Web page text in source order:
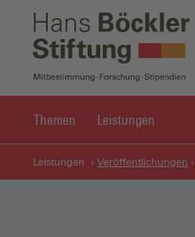
Themen Leistungen
Leistungen Veröffentlichungen